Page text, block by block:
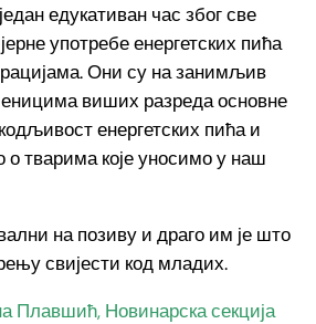
едукативан час због све
употребе енергетских пића
Они су на занимљив
виших разреда основне
енергетских пића и
о тварима које уносимо у наш
на позиву и драго им је што
свијести код младих.
Плавшић, Новинарска секција